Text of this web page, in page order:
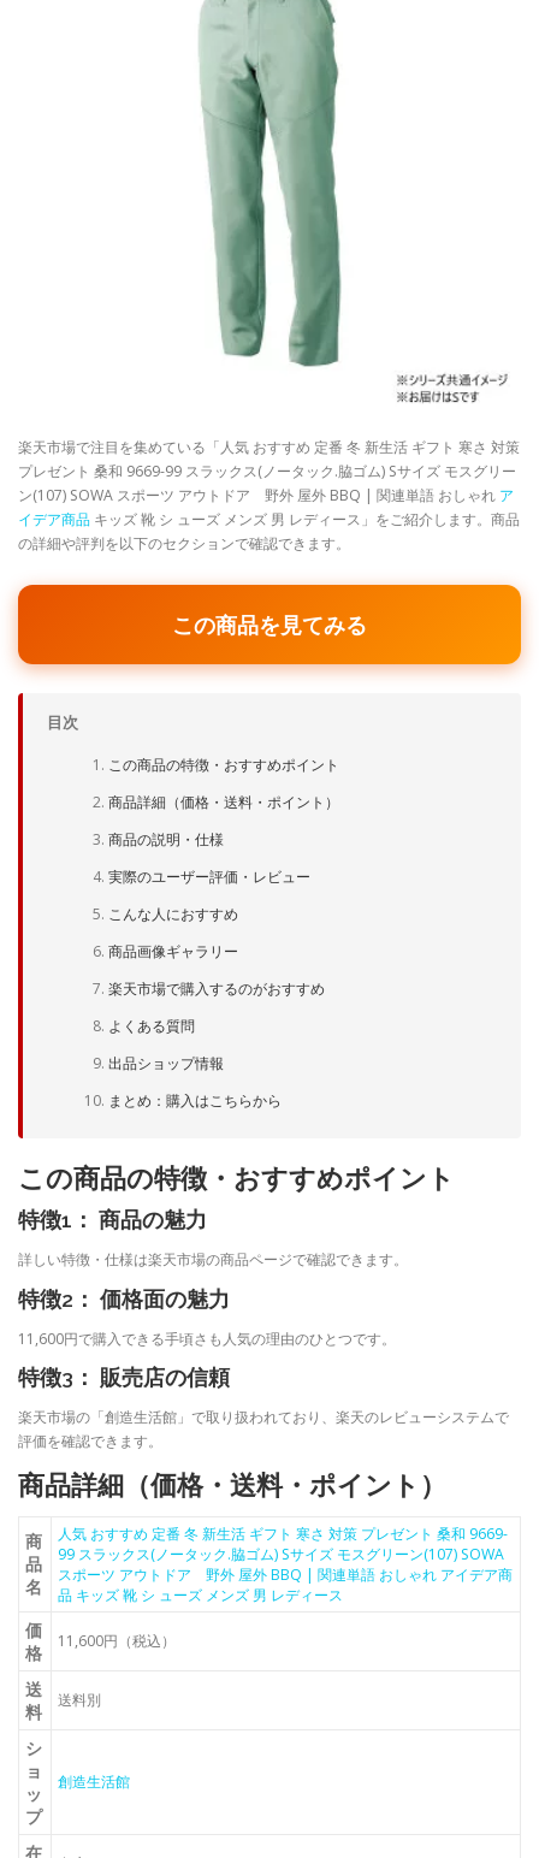
楽天市場で注目を集めている「人気 おすすめ 定番 冬 新生活 ギフト 寒さ 対策
プレゼント 桑和 9669-99 スラックス(ノータック.脇ゴム) Sサイズ モスグリー
ン(107) SOWA スポーツ アウトドア 野外 屋外 BBQ | 関連単語 おしゃれ ア
イデア商品 キッズ 靴 シ ューズ メンズ 男 レディース」をご紹介します。商品
の詳細や評判を以下のセクションで確認できます。
この商品を見てみる
目次
この商品の特徴・おすすめポイント
商品詳細（価格・送料・ポイント）
商品の説明・仕様
実際のユーザー評価・レビュー
こんな人におすすめ
商品画像ギャラリー
楽天市場で購入するのがおすすめ
よくある質問
出品ショップ情報
まとめ：購入はこちらから
この商品の特徴・おすすめポイント
特徴1： 商品の魅力
詳しい特徴・仕様は楽天市場の商品ページで確認できます。
特徴2： 価格面の魅力
11,600円で購入できる手頃さも人気の理由のひとつです。
特徴3： 販売店の信頼
楽天市場の「創造生活館」で取り扱われており、楽天のレビューシステムで
評価を確認できます。
商品詳細（価格・送料・ポイント）
商
品
名
人気 おすすめ 定番 冬 新生活 ギフト 寒さ 対策 プレゼント 桑和 9669-
99 スラックス(ノータック.脇ゴム) Sサイズ モスグリーン(107) SOWA
スポーツ アウトドア 野外 屋外 BBQ | 関連単語 おしゃれ アイデア商
品 キッズ 靴 シ ューズ メンズ 男 レディース
価
格
11,600円（税込）
送
料
送料別
シ
ョ
ッ
プ
創造生活館
在